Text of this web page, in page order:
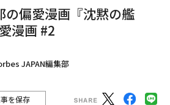
偏愛漫画『沈黙の艦
漫画 #2
JAPAN編集部
を保存